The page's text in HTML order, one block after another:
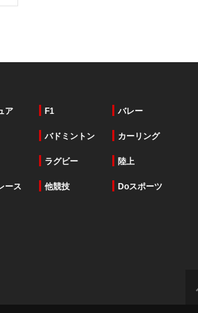
ア F1 バレー
バドミントン カーリング
ラグビー 陸上
ース 他競技 Doスポーツ